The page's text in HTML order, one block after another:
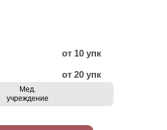
от 10 упк
от 20 упк
Мед.
учреждение